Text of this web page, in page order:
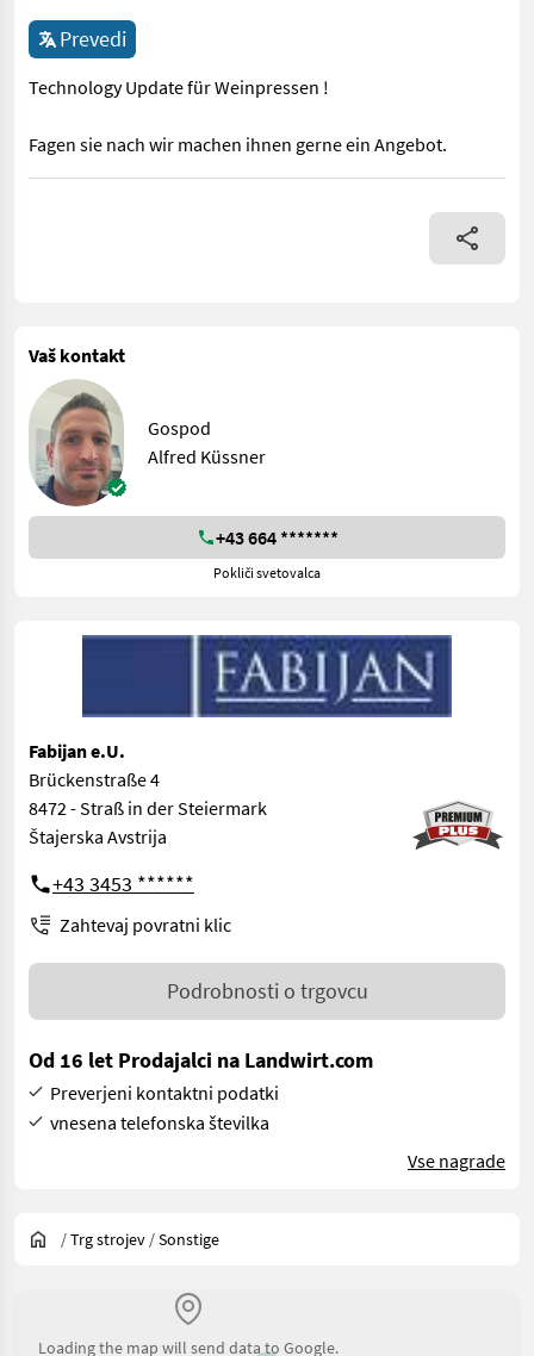
Prevedi
Technology Update für Weinpressen !
Fagen sie nach wir machen ihnen gerne ein Angebot.
Technology Update für Weinpressen ! Fagen sie nach wir
Vaš kontakt
Gospod
Alfred Küssner
+43 664 *******
Pokliči svetovalca
Fabijan e.U.
Brückenstraße 4
8472 - Straß in der Steiermark
Štajerska Avstrija
+43 3453 ******
Zahtevaj povratni klic
Podrobnosti o trgovcu
Od 16 let Prodajalci na Landwirt.com
Preverjeni kontaktni podatki
vnesena telefonska številka
Vse nagrade
/Trg strojev /Sonstige
Loading the map will send data to Google.